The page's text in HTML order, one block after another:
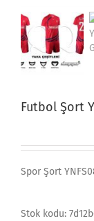
Futbol Şort
Spor Şort
Stok kodu: